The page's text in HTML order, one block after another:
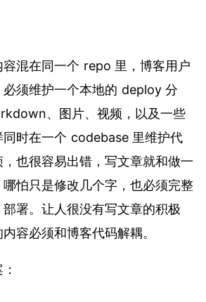
混在同一个 repo 里，博客用户
必须维护一个本地的 deploy 分
、图片、视频，以及一些
时在一个 codebase 里维护代
也很容易出错，写文章就和做一
怕只是修改几个字，也必须完整
署。让人很没有写文章的积极
容必须和博客代码解耦。